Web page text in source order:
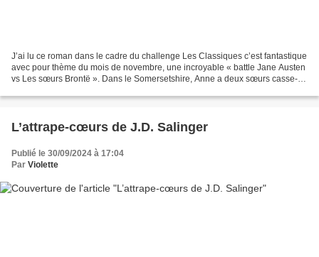
J’ai lu ce roman dans le cadre du challenge Les Classiques c’est fantastique
avec pour thème du mois de novembre, une incroyable « battle Jane Austen
vs Les sœurs Brontë ». Dans le Somersetshire, Anne a deux sœurs casse-
L’attrape-cœurs de J.D. Salinger
Publié le 30/09/2024 à 17:04
Par Violette